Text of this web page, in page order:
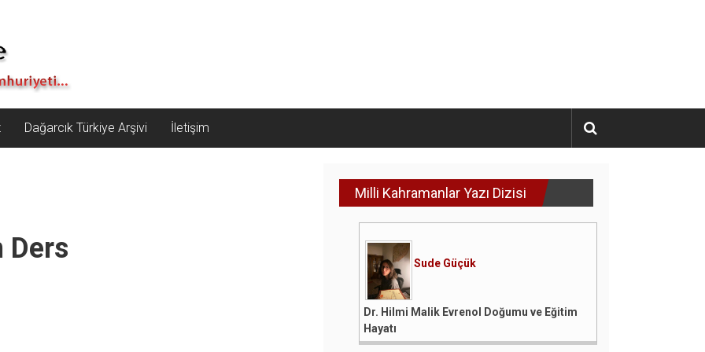
Dağarcık Türkiye Arşivi İletişim
Ders
Milli Kahramanlar Yazı Dizisi
Sude Güçük
Dr. Hilmi Malik Evrenol Doğumu ve Eğitim
Hayatı